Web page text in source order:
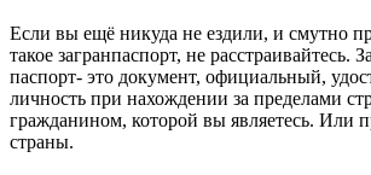
Если вы ещё никуда не ездили, и смутно
такое загранпаспорт, не расстраивайтесь.
паспорт- это документ, официальный,
личность при нахождении за пределами
гражданином, которой вы являетесь. Или
страны.